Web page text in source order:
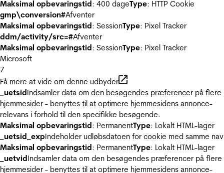
Maksimal opbevaringstid: 400 dageType: HTTP Cookie
gmp\conversion#Afventer
Maksimal opbevaringstid: SessionType: Pixel Tracker
ddm/activity/src=#Afventer
Maksimal opbevaringstid: SessionType: Pixel Tracker
Microsoft
7
Få mere at vide om denne udbyder
_uetsidIndsamler data om den besøgendes præferencer på flere
hjemmesider - benyttes til at optimere hjemmesidens annonce-
relevans i forhold til den specifikke besøgende.
Maksimal opbevaringstid: PermanentType: Lokalt HTML-lager
_uetsid_expIndeholder udløbsdatoen for cookie med samme
Maksimal opbevaringstid: PermanentType: Lokalt HTML-lager
_uetvidIndsamler data om den besøgendes præferencer på flere
hjemmesider - benyttes til at optimere hjemmesidens annonce-